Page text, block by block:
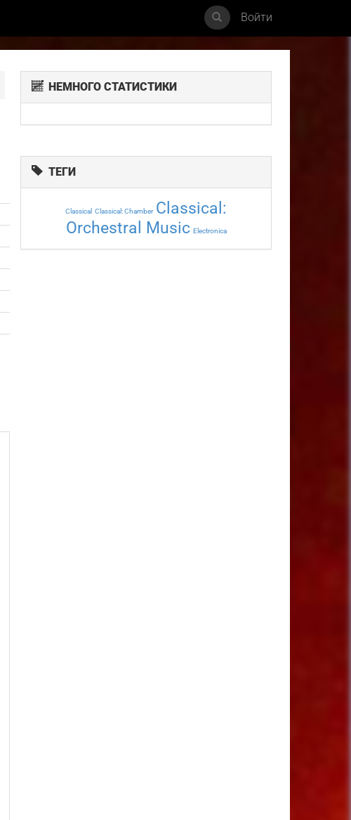
Войти
НЕМНОГО СТАТИСТИКИ
ТЕГИ
Classical Classical: Chamber Classical:
Orchestral Music Electronica